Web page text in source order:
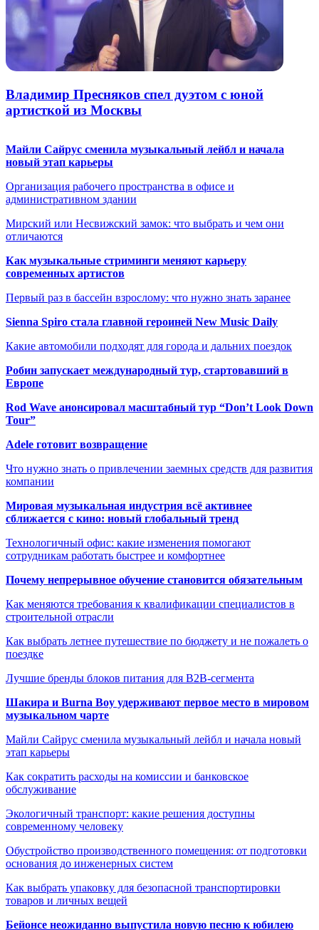
Владимир Пресняков спел дуэтом с юной
артисткой из Москвы
Майли Сайрус сменила музыкальный лейбл и начала
новый этап карьеры
Организация рабочего пространства в офисе и
административном здании
Мирский или Несвижский замок: что выбрать и чем они
отличаются
Как музыкальные стриминги меняют карьеру
современных артистов
Первый раз в бассейн взрослому: что нужно знать заранее
Sienna Spiro стала главной героиней New Music Daily
Какие автомобили подходят для города и дальних поездок
Робин запускает международный тур, стартовавший в
Европе
Rod Wave анонсировал масштабный тур “Don’t Look Down
Tour”
Adele готовит возвращение
Что нужно знать о привлечении заемных средств для развития
компании
Мировая музыкальная индустрия всё активнее
сближается с кино: новый глобальный тренд
Технологичный офис: какие изменения помогают
сотрудникам работать быстрее и комфортнее
Почему непрерывное обучение становится обязательным
Как меняются требования к квалификации специалистов в
строительной отрасли
Как выбрать летнее путешествие по бюджету и не пожалеть о
поездке
Лучшие бренды блоков питания для B2B-сегмента
Шакира и Burna Boy удерживают первое место в мировом
музыкальном чарте
Майли Сайрус сменила музыкальный лейбл и начала новый
этап карьеры
Как сократить расходы на комиссии и банковское
обслуживание
Экологичный транспорт: какие решения доступны
современному человеку
Обустройство производственного помещения: от подготовки
основания до инженерных систем
Как выбрать упаковку для безопасной транспортировки
товаров и личных вещей
Бейонсе неожиданно выпустила новую песню к юбилею